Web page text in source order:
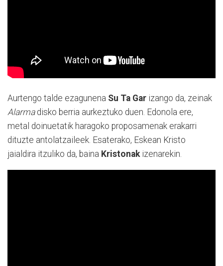
Aurtengo talde ezagunena Su Ta Gar izango da, zeinak
Alarmadisko berria aurkeztuko duen. Edonola ere,
metal doinuetatik haragoko proposamenak erakarri
dituzte antolatzaileek. Esaterako, Eskean Kristo
jaialdira itzuliko da, baina Kristonak izenarekin.